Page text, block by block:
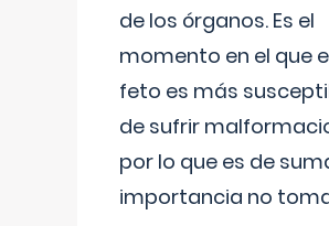
de los órganos. Es el
momento en el que
feto es más
de sufrir
por lo que es de
importancia no